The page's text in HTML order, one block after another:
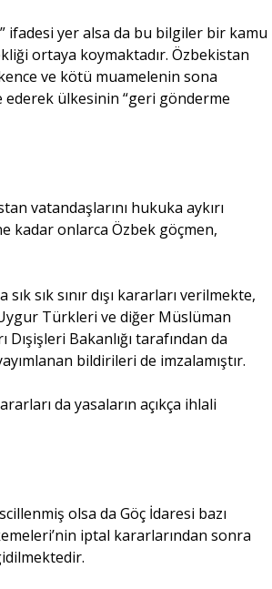
ifadesi yer alsa da bu bilgiler bir kamu
ortaya koymaktadır. Özbekistan
ve kötü muamelenin sona
ederek ülkesinin “geri gönderme
vatandaşlarını hukuka aykırı
kadar onlarca Özbek göçmen,
sık sınır dışı kararları verilmekte,
Türkleri ve diğer Müslüman
Bakanlığı tarafından da
bildirileri de imzalamıştır.
da yasaların açıkça ihlali
olsa da Göç İdaresi bazı
iptal kararlarından sonra